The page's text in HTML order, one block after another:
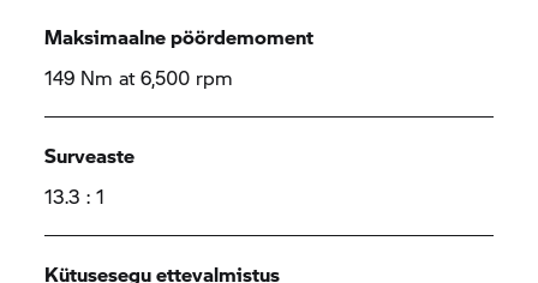
Maksimaalne pöördemoment
149 Nm at 6,500 rpm
Surveaste
13.3 : 1
Kütusesegu ettevalmistus